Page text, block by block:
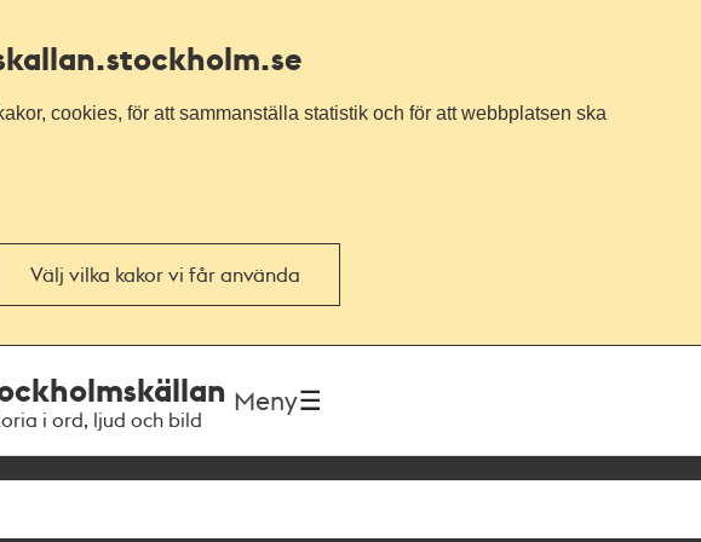
.stockholm.se
cookies, för att sammanställa statistik och för att webbplatsen ska
Välj vilka kakor vi får använda
i ord, ljud och bild
Meny